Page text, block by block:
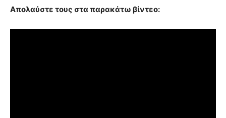
Απολαύστε τους στα παρακάτω βίντεο: